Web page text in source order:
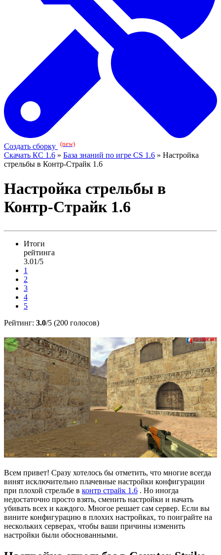
Создать сборку (new)
Скачать КС 1.6 » База знаний по игре CS 1.6 » Настройка
стрельбы в Контр-Страйк 1.6
Настройка стрельбы в
Контр-Страйк 1.6
Итоги
рейтинга
3.01/5
1
2
3
4
5
Рейтинг: 3.0/5 (200 голосов)
Всем привет! Сразу хотелось бы отметить, что многие всегда
винят исключительно плачевные настройки конфигурации
при плохой стрельбе в контр страйк 1.6 . Но иногда
недостаточно просто взять, сменить настройки и начать
убивать всех и каждого. Многое решает сам сервер. Если вы
вините конфигурацию в плохих настройках, то поиграйте на
нескольких серверах, чтобы ваши причины изменить
настройки были обоснованными.